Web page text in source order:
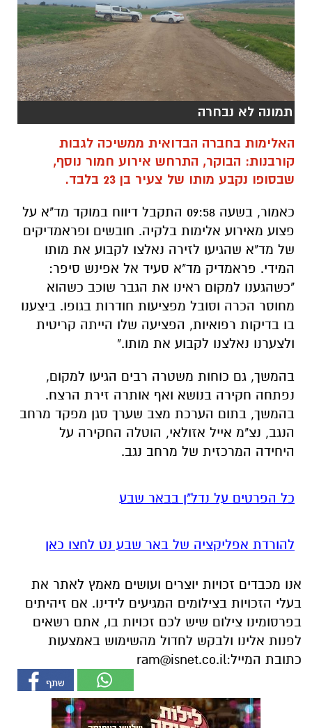
תמונה לא נבחרה
האלימות בחברה הבדואית ממשיכה לגבות
קורבנות: הבוקר, התרחש אירוע חמור נוסף,
שבסופו נקבע מותו של צעיר בן 23 בלבד.
כאמור, בשעה 09:58 התקבל דיווח במוקד מד"א על
פצוע מאירוע אלימות בלקיה. חובשים ופראמדיקים
של מד"א שהגיעו לזירה נאלצו לקבוע את מותו
המידי. פראמדיק מד"א סעיד אל אפינש סיפר:
"כשהגענו למקום ראינו את הגבר שוכב כשהוא
מחוסר הכרה וסובל מפציעות חודרות בגופו. ביצענו
בו בדיקות רפואיות, הפציעה שלו הייתה קריטית
ולצערנו נאלצנו לקבוע את מותו."
בהמשך, גם כוחות משטרה רבים הגיעו למקום,
נפתחה חקירה בנושא ואף אותרה זירת הרצח.
בהמשך, בתום הערכת מצב שערך סגן מפקד מרחב
הנגב, נצ"מ אייל אזולאי, הוטלה החקירה על
היחידה המרכזית של מרחב נגב.
כל הפרטים על נדל"ן בבאר שבע
להורדת אפליקציה של באר שבע נט לחצו כאן
אנו מכבדים זכויות יוצרים ועושים מאמץ לאתר את
בעלי הזכויות בצילומים המגיעים לידינו. אם זיהיתים
בפרסומינו צילום שיש לכם זכויות בו, אתם רשאים
לפנות אלינו ולבקש לחדול מהשימוש באמצעות
כתובת המייל:ram@isnet.co.il